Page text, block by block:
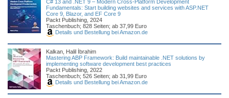
C# 13 and .NET 9 – Modern Cross-Platform Development
Fundamentals: Start building websites and services with ASP.NET
Core 9, Blazor, and EF Core 9
Packt Publishing, 2024
Taschenbuch; 828 Seiten; ab 37,99 Euro
Details und Bestellung bei Amazon.de
Kalkan, Halil İbrahim
Mastering ABP Framework: Build maintainable .NET solutions by
implementing software development best practices
Packt Publishing, 2022
Taschenbuch; 526 Seiten; ab 31,99 Euro
Details und Bestellung bei Amazon.de